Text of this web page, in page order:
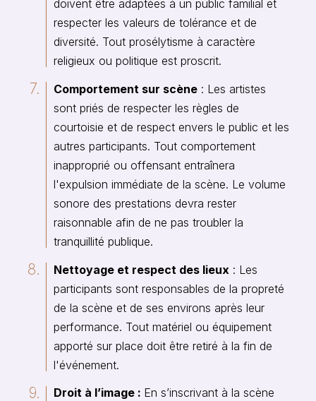
doivent être adaptées à un public familial et
respecter les valeurs de tolérance et de
diversité. Tout prosélytisme à caractère
religieux ou politique est proscrit.
Comportement sur scène : Les artistes
sont priés de respecter les règles de
courtoisie et de respect envers le public et les
autres participants. Tout comportement
inapproprié ou offensant entraînera
l'expulsion immédiate de la scène. Le volume
sonore des prestations devra rester
raisonnable afin de ne pas troubler la
tranquillité publique.
Nettoyage et respect des lieux : Les
participants sont responsables de la propreté
de la scène et de ses environs après leur
performance. Tout matériel ou équipement
apporté sur place doit être retiré à la fin de
l'événement.
Droit à l’image : En s’inscrivant à la scène